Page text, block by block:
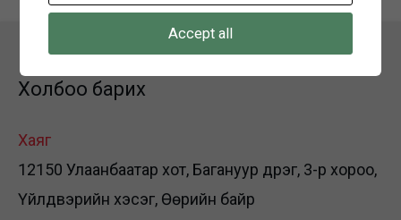
Холбоо барих
Хаяг
12150 Улаанбаатар хот, Багануур дүүрэг, 3-р хороо,
Үйлдвэрийн хэсэг, Өөрийн байр
Accept all